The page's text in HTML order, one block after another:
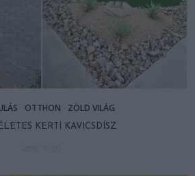
OTTHON ZÖLD VILÁG
KERTI KAVICSDÍSZ